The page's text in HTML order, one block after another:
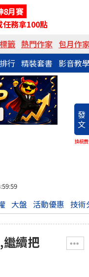
8月賽
任務拿100點
籤 熱門作家 包月作
行 精裝套書 影音教
發
文
換稿費
大盤 活動優惠 技術
續把